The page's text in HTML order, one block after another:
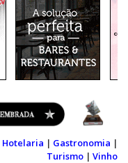
Hotelaria | Gastronomia |
Turismo | Vinho